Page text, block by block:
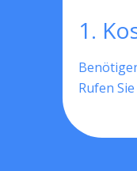
1.
Rufen